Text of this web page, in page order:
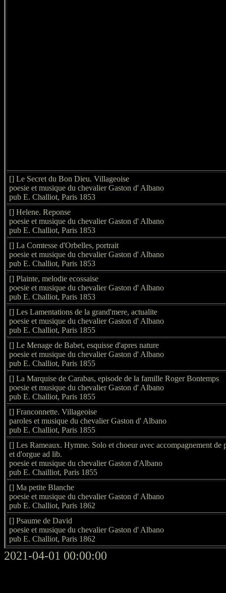
[] Le Secret du Bon Dieu. Villageoise
poesie et musique du chevalier Gaston d' Albano
pub E. Challiot, Paris 1853
[] Helene. Reponse
poesie et musique du chevalier Gaston d' Albano
pub E. Challiot, Paris 1853
[] La Comtesse d'Orbelles, portrait
poesie et musique du chevalier Gaston d' Albano
pub E. Challiot, Paris 1853
[] Plainte, melodie ecossaise
poesie et musique du chevalier Gaston d' Albano
pub E. Challiot, Paris 1853
[] Les Lamentations de la grand'mere, actualite
poesie et musique du chevalier Gaston d' Albano
pub E. Challiot, Paris 1855
[] Le Menage de Babet, esquisse d'apres nature
poesie et musique du chevalier Gaston d' Albano
pub E. Challiot, Paris 1855
[] La Marquise de Carabas, episode de la famille Roger Bontemps
poesie et musique du chevalier Gaston d' Albano
pub E. Challiot, Paris 1855
[] Franconnette. Villageoise
paroles et musique du chevalier Gaston d' Albano
pub E. Challiot, Paris 1855
[] Les Rameaux. Hymne. Solo et choeur avec accompagnement de
et d'orgue ad lib.
poesie et musique du chevalier Gaston d'Albano
pub E. Chailliot, Paris 1855
[] Ma petite Blanche
poesie et musique du chevalier Gaston d' Albano
pub E. Challiot, Paris 1862
[] Psaume de David
poesie et musique du chevalier Gaston d' Albano
pub E. Challiot, Paris 1862
2021-04-01 00:00:00